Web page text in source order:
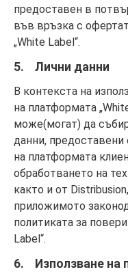
предоставен в
във връзка с
„White Label“.
5. Лични данни
В контекста на
на платформата
може(могат) да
данни, предоставени
на платформата
обработването на
както и от
приложимото
политиката за
Label“.
6. Използване на